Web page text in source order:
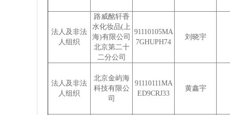
法人及非法
人组织
路威酩轩香
水化妆品(上
海)有限公司
北京第二十
二分公司
91110105MA
7GHUPH74
刘晓宇
法人及非法
人组织
北京金屿海
科技有限公
司
91110111MA
ED9CRJ33
黄鑫宇